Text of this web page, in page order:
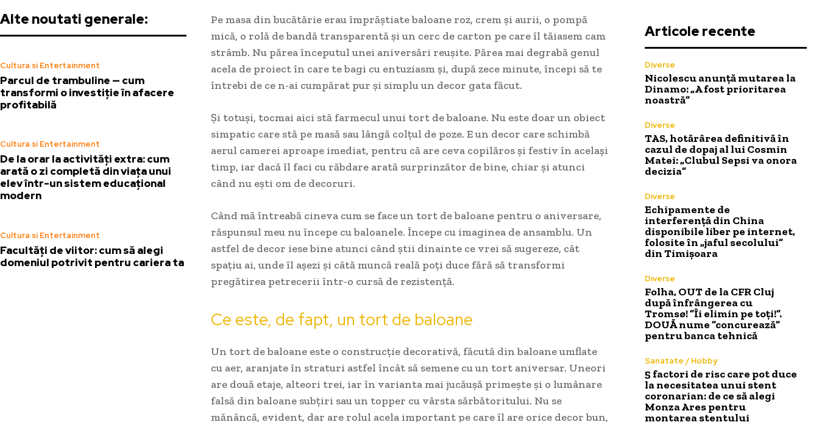
Alte noutati generale:
Cultura si Entertainment
Parcul de trambuline — cum
transformi o investiție în afacere
profitabilă
Cultura si Entertainment
De la orar la activități extra: cum
arată o zi completă din viața unui
elev într-un sistem educațional
modern
Cultura si Entertainment
Facultăți de viitor: cum să alegi
domeniul potrivit pentru cariera ta
Pe masa din bucătărie erau împrăștiate baloane roz, crem și aurii, o pompă
mică, o rolă de bandă transparentă și un cerc de carton pe care îl tăiasem cam
strâmb. Nu părea începutul unei aniversări reușite. Părea mai degrabă genul
acela de proiect în care te bagi cu entuziasm și, după zece minute, începi să te
întrebi de ce n-ai cumpărat pur și simplu un decor gata făcut.
Și totuși, tocmai aici stă farmecul unui tort de baloane. Nu este doar un obiect
simpatic care stă pe masă sau lângă colțul de poze. E un decor care schimbă
aerul camerei aproape imediat, pentru că are ceva copilăros și festiv în același
timp, iar dacă îl faci cu răbdare arată surprinzător de bine, chiar și atunci
când nu ești om de decoruri.
Când mă întreabă cineva cum se face un tort de baloane pentru o aniversare,
răspunsul meu nu începe cu baloanele. Începe cu imaginea de ansamblu. Un
astfel de decor iese bine atunci când știi dinainte ce vrei să sugereze, cât
spațiu ai, unde îl așezi și câtă muncă reală poți duce fără să transformi
pregătirea petrecerii într-o cursă de rezistență.
Ce este, de fapt, un tort de baloane
Un tort de baloane este o construcție decorativă, făcută din baloane umflate
cu aer, aranjate în straturi astfel încât să semene cu un tort aniversar. Uneori
are două etaje, alteori trei, iar în varianta mai jucăușă primește și o lumânare
falsă din baloane subțiri sau un topper cu vârsta sărbătoritului. Nu se
mănâncă, evident, dar are rolul acela important pe care îl are orice decor bun,
Articole recente
Diverse
Nicolescu anunță mutarea la
Dinamo: „A fost prioritarea
noastră”
Diverse
TAS, hotărârea definitivă în
cazul de dopaj al lui Cosmin
Matei: „Clubul Sepsi va onora
decizia”
Diverse
Echipamente de
interferență din China
disponibile liber pe internet,
folosite în „jaful secolului”
din Timișoara
Diverse
Folha, OUT de la CFR Cluj
după înfrângerea cu
Tromsø! ”Îi elimin pe toți!”.
DOUĂ nume ”concurează”
pentru banca tehnică
Sanatate / Hobby
5 factori de risc care pot duce
la necesitatea unui stent
coronarian: de ce să alegi
Monza Ares pentru
montarea stentului